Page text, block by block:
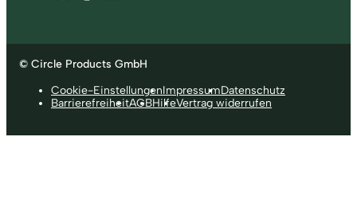
© Circle Products GmbH
Cookie-EinstellungenImpressumDatenschutz
BarrierefreiheitAGBHilfeVertrag widerrufen